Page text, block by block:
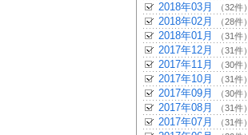
2018年03月 （32件）
2018年02月 （28件）
2018年01月 （31件）
2017年12月 （31件）
2017年11月 （30件）
2017年10月 （31件）
2017年09月 （30件）
2017年08月 （31件）
2017年07月 （31件）